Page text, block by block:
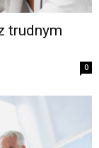
trudnym
0